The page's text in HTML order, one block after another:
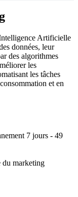
Artificielle
données, leur
des algorithmes
les
les tâches
et en
7 jours - 49
du marketing